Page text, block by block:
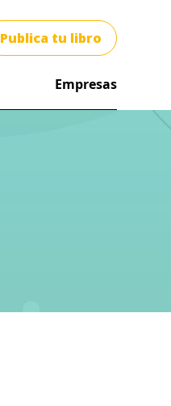
Publica tu libro
Empresas